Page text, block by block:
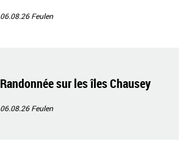
06.08.26Feulen
Randonnée sur les îles Chausey
06.08.26Feulen